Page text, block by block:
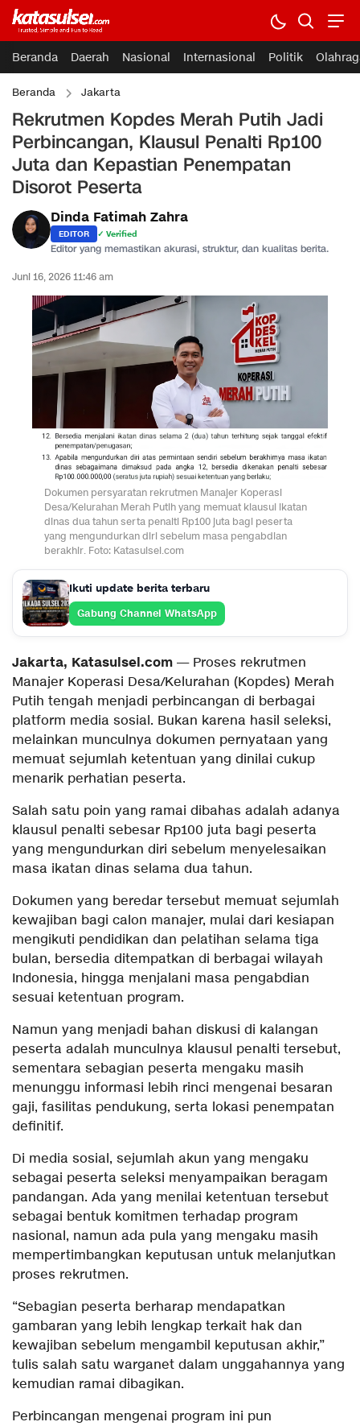
Beranda Daerah Nasional Internasional Politik
Beranda Jakarta
Rekrutmen Kopdes Merah Putih Jadi
Perbincangan, Klausul Penalti Rp100
Juta dan Kepastian Penempatan
Disorot Peserta
Dinda Fatimah Zahra
EDITOR ✓ Verified
Editor yang memastikan akurasi, struktur, dan kualitas berita.
Juni 16, 2026 11:46 am
Dokumen persyaratan rekrutmen Manajer Koperasi
Desa/Kelurahan Merah Putih yang memuat klausul ikatan
dinas dua tahun serta penalti Rp100 juta bagi peserta
yang mengundurkan diri sebelum masa pengabdian
berakhir. Foto: Katasulsel.com
Ikuti update berita terbaru
Gabung Channel WhatsApp
Jakarta, Katasulsel.com — Proses rekrutmen
Manajer Koperasi Desa/Kelurahan (Kopdes) Merah
Putih tengah menjadi perbincangan di berbagai
platform media sosial. Bukan karena hasil seleksi,
melainkan munculnya dokumen pernyataan yang
memuat sejumlah ketentuan yang dinilai cukup
menarik perhatian peserta.
Salah satu poin yang ramai dibahas adalah adanya
klausul penalti sebesar Rp100 juta bagi peserta
yang mengundurkan diri sebelum menyelesaikan
masa ikatan dinas selama dua tahun.
Dokumen yang beredar tersebut memuat sejumlah
kewajiban bagi calon manajer, mulai dari kesiapan
mengikuti pendidikan dan pelatihan selama tiga
bulan, bersedia ditempatkan di berbagai wilayah
Indonesia, hingga menjalani masa pengabdian
sesuai ketentuan program.
Namun yang menjadi bahan diskusi di kalangan
peserta adalah munculnya klausul penalti tersebut,
sementara sebagian peserta mengaku masih
menunggu informasi lebih rinci mengenai besaran
gaji, fasilitas pendukung, serta lokasi penempatan
definitif.
Di media sosial, sejumlah akun yang mengaku
sebagai peserta seleksi menyampaikan beragam
pandangan. Ada yang menilai ketentuan tersebut
sebagai bentuk komitmen terhadap program
nasional, namun ada pula yang mengaku masih
mempertimbangkan keputusan untuk melanjutkan
proses rekrutmen.
“Sebagian peserta berharap mendapatkan
gambaran yang lebih lengkap terkait hak dan
kewajiban sebelum mengambil keputusan akhir,”
tulis salah satu warganet dalam unggahannya yang
kemudian ramai dibagikan.
Perbincangan mengenai program ini pun